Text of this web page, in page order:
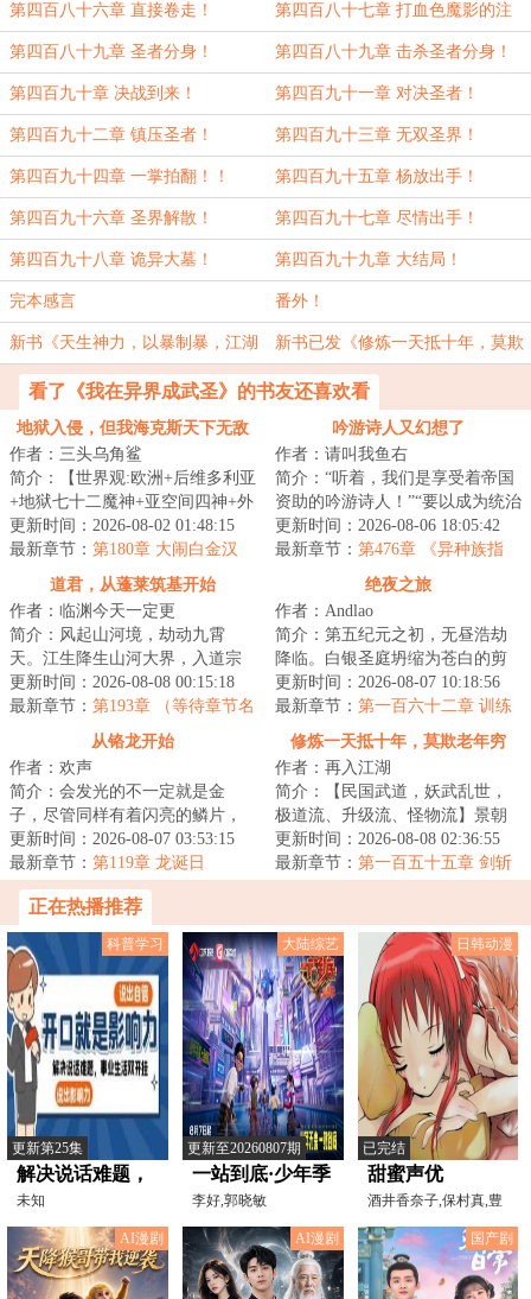
第四百八十六章 直接卷走！ 第四百八十七章 打血色魔影的注
意！
第四百八十九章 圣者分身！ 第四百八十九章 击杀圣者分身！
第四百九十章 决战到来！ 第四百九十一章 对决圣者！
第四百九十二章 镇压圣者！ 第四百九十三章 无双圣界！
第四百九十四章 一掌拍翻！！ 第四百九十五章 杨放出手！
第四百九十六章 圣界解散！ 第四百九十七章 尽情出手！
第四百九十八章 诡异大墓！ 第四百九十九章 大结局！
完本感言 番外！
新书《天生神力，以暴制暴，江湖
破防了》
新书已发《修炼一天抵十年，莫欺
老年穷》
看了《我在异界成武圣》的书友还喜欢看
地狱入侵，但我海克斯天下无敌
作者：三头乌角鲨
简介：【世界观:欧洲+后维多利亚
+地狱七十二魔神+亚空间四神+外
星虫族（缝合粪坑世界）】【金
手指：歌利...
更新时间：2026-08-02 01:48:15
最新章节： 第180章 大闹白金汉
吟游诗人又幻想了
作者：请叫我鱼右
简介：“听着，我们是享受着帝国
资助的吟游诗人！”“要以成为统治
者的喉舌、贵族们的传声筒为己
任。既然...
更新时间：2026-08-06 18:05:42
最新章节： 第476章 《异种族指
南：主母们的果园》（4k）
道君，从蓬莱筑基开始
作者：临渊今天一定更
简介：风起山河境，劫动九霄
天。江生降生山河大界，入道宗
蓬莱，八岁许道、四载识文、六
载春秋已天道筑基...
更新时间：2026-08-08 00:15:18
最新章节： 第193章 （等待章节名
绝夜之旅
作者：Andlao
简介：第五纪元之初，无昼浩劫
降临。白银圣庭坍缩为苍白的剪
影，时光将帝国碾作尘埃，起源
之海仍在咆哮，...
更新时间：2026-08-07 10:18:56
最新章节： 第一百六十二章 训练
从铬龙开始
作者：欢声
简介：会发光的不一定就是金
子，尽管同样有着闪亮的鳞片，
但如果把重质龙误认为金属龙，
后果将会是致命的...
更新时间：2026-08-07 03:53:15
最新章节： 第119章 龙诞日
修炼一天抵十年，莫欺老年穷
作者：再入江湖
简介：【民国武道，妖武乱世，
极道流、升级流、怪物流】景朝
灭亡，新国建立，然内有军阀混
战，外有列强环...
更新时间：2026-08-08 02:36:55
最新章节： 第一百五十五章 剑斩
正在热播推荐
科普学习
更新第25集
解决说话难题，
事业生活双开挂
的沟通实战课
未知
大陆综艺
更新至20260807期
一站到底·少年季
第2季
李好,郭晓敏
日韩动漫
已完结
甜蜜声优
酒井香奈子,保村真,豊
口めぐみ,小野大輔,こ
AI漫剧
AI漫剧 国产剧